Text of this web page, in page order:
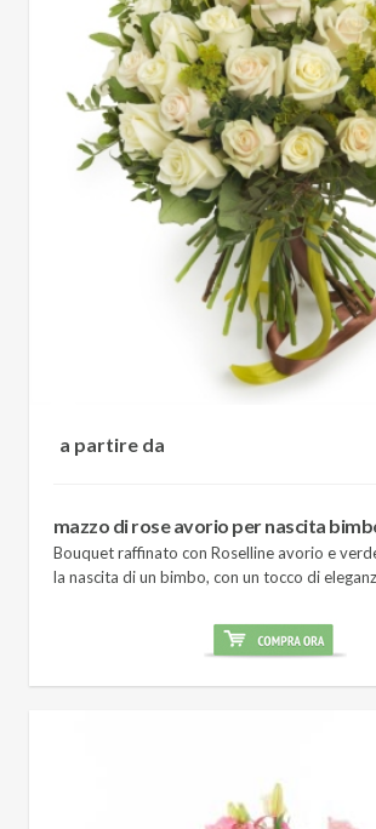
a partire da
mazzo di rose avorio per nascita
Bouquet raffinato con Roselline avorio e
la nascita di un bimbo, con un tocco di